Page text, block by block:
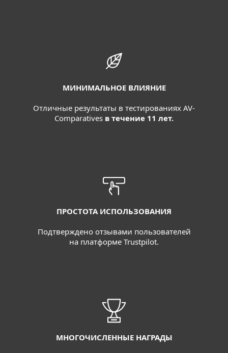
МИНИМАЛЬНОЕ ВЛИЯНИЕ
Отличные результаты в тестированиях AV-
Comparatives в течение 11 лет.
ПРОСТОТА ИСПОЛЬЗОВАНИЯ
Подтверждено отзывами пользователей
на платформе Trustpilot.
МНОГОЧИСЛЕННЫЕ НАГРАДЫ